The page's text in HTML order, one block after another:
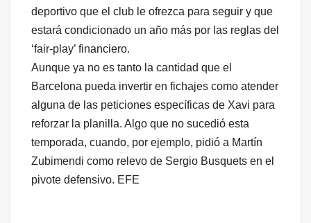
deportivo que el club le ofrezca para seguir y que
estará condicionado un año más por las reglas del
‘fair-play’ financiero.
Aunque ya no es tanto la cantidad que el
Barcelona pueda invertir en fichajes como atender
alguna de las peticiones específicas de Xavi para
reforzar la planilla. Algo que no sucedió esta
temporada, cuando, por ejemplo, pidió a Martín
Zubimendi como relevo de Sergio Busquets en el
pivote defensivo. EFE